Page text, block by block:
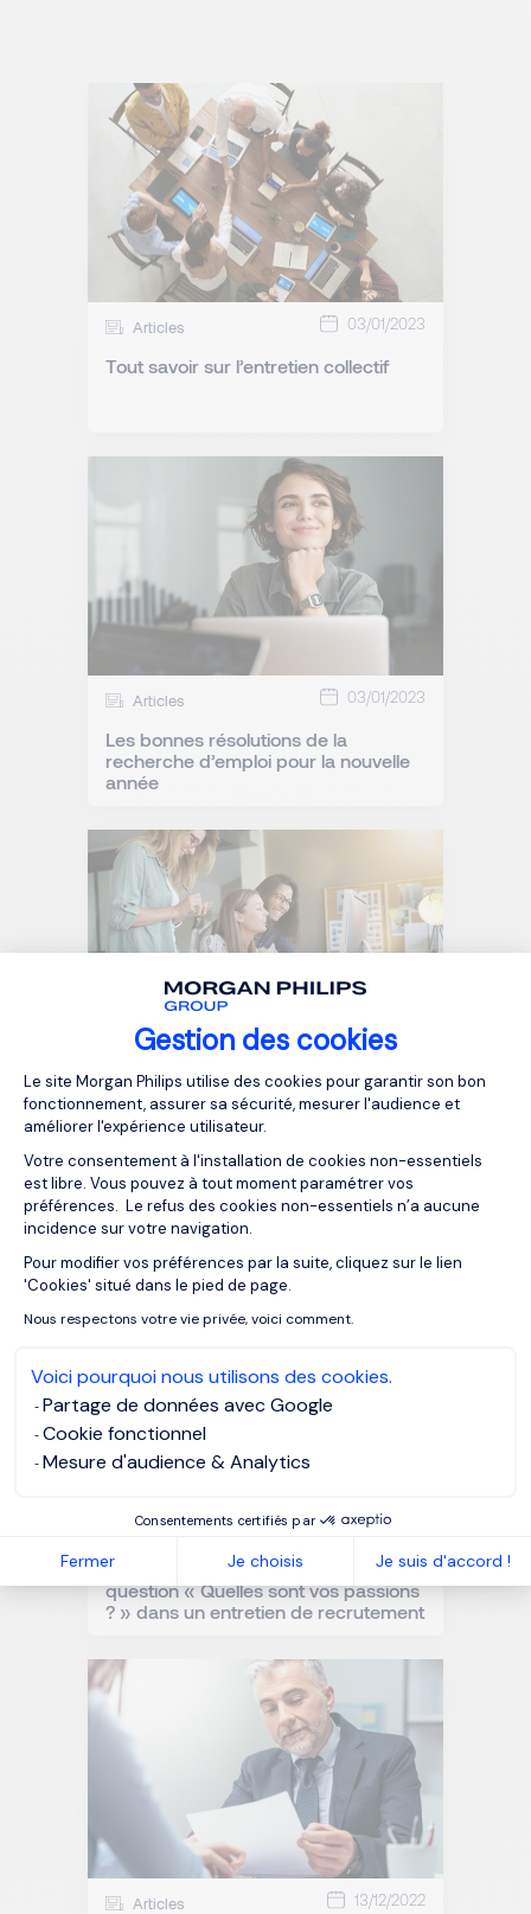
Gestion des cookies
Plateforme de Gestion du
Le site Morgan Philips utilise des cookies pour garantir son bon
fonctionnement, assurer sa sécurité, mesurer l'audience et
améliorer l'expérience utilisateur.
Votre consentement à l'installation de cookies non-essentiels
est libre. Vous pouvez à tout moment paramétrer vos
préférences. Le refus des cookies non-essentiels n’a aucune
incidence sur votre navigation.
Pour modifier vos préférences par la suite, cliquez sur le lien
'Cookies' situé dans le pied de page.
Nous respectons votre vie privée, voici comment.
Voici pourquoi nous utilisons des cookies.
Partage de données avec Google
Cookie fonctionnel
Mesure d'audience & Analytics
Consentements certifiés par
Fermer Je choisis Je suis d'accord !
Axeptio consent
Articles 03/01/2023
Tout savoir sur l’entretien collectif
Articles 03/01/2023
Les bonnes résolutions de la
recherche d’emploi pour la nouvelle
année
Articles
La place des femmes dans le
marché du Management de
Transition
Articles 15/12/2022
Les 3 façons de répondre à la
question « Quelles sont vos passions
? » dans un entretien de recrutement
Articles 13/12/2022